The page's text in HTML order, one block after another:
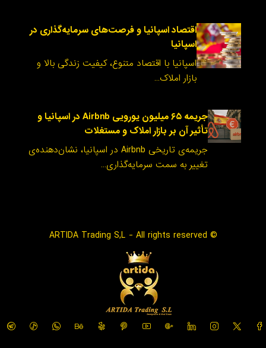
اقتصاد اسپانیا و فرصت‌های سرمایه‌گذاری در
اسپانیا
اسپانیا با اقتصاد متنوع، کیفیت زندگی بالا و
بازار املاک…
جریمه ۶۵ میلیون یورویی Airbnb در اسپانیا و
تأثیر آن بر بازار املاک و مستغلات
جریمه‌ی تاریخی Airbnb در اسپانیا، نشان‌دهنده‌ی
تغییر به سمت سرمایه‌گذاری…
© ARTIDA Trading S,L - All rights reserved